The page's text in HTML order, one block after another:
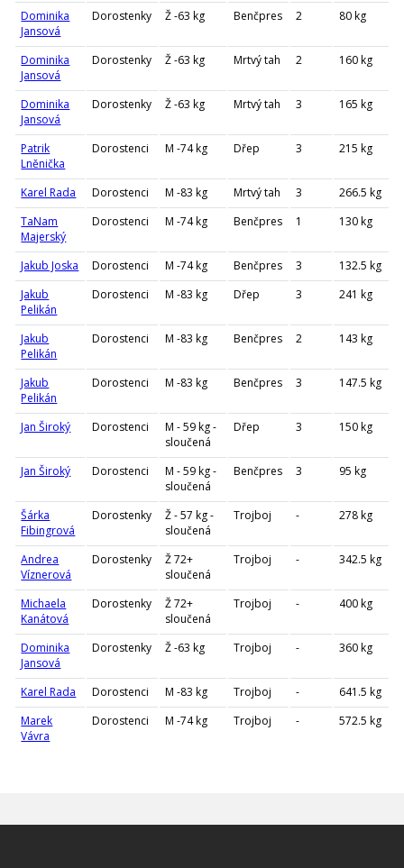
Dominika
Jansová
Dorostenky Ž -63 kg Benčpres 2 80 kg
Dominika
Jansová
Dorostenky Ž -63 kg Mrtvý tah 2 160 kg
Dominika
Jansová
Dorostenky Ž -63 kg Mrtvý tah 3 165 kg
Patrik
Lněnička
Dorostenci M -74 kg Dřep 3 215 kg
Karel Rada Dorostenci M -83 kg Mrtvý tah 3
266.5 kg
TaNam
Majerský
Dorostenci M -74 kg Benčpres 1 130 kg
Jakub Joska Dorostenci M -74 kg Benčpres 3
132.5 kg
Jakub
Pelikán
Dorostenci M -83 kg Dřep 3 241 kg
Jakub
Pelikán
Dorostenci M -83 kg Benčpres 2 143 kg
Jakub
Pelikán
Dorostenci M -83 kg Benčpres 3 147.5 kg
Jan Široký Dorostenci
M - 59 kg -
sloučená
Dřep 3 150 kg
Jan Široký Dorostenci
M - 59 kg -
sloučená
Benčpres 3 95 kg
Šárka
Fibingrová
Dorostenky
Ž - 57 kg -
sloučená
Trojboj - 278 kg
Andrea
Víznerová
Dorostenky
Ž 72+
sloučená
Trojboj - 342.5 kg
Michaela
Kanátová
Dorostenky
Ž 72+
sloučená
Trojboj - 400 kg
Dominika
Jansová
Dorostenky Ž -63 kg Trojboj - 360 kg
Karel Rada Dorostenci M -83 kg Trojboj -
641.5 kg
Marek
Vávra
Dorostenci M -74 kg Trojboj - 572.5 kg